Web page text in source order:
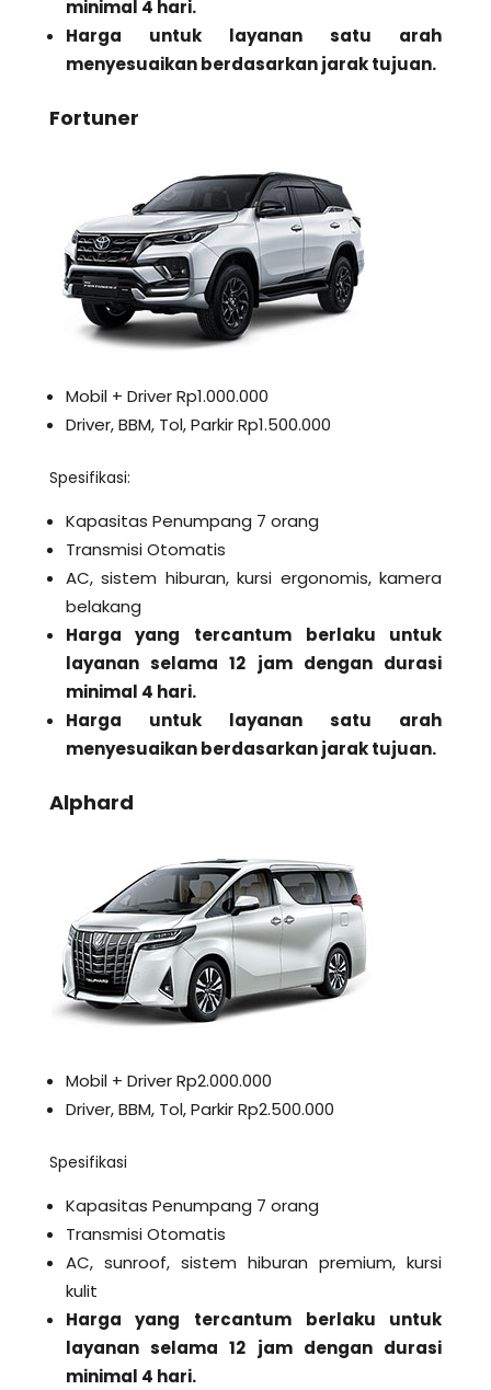
minimal 4 hari.
Harga untuk layanan satu arah
menyesuaikan berdasarkan jarak tujuan.
Fortuner
Mobil + Driver Rp1.000.000
Driver, BBM, Tol, Parkir Rp1.500.000
Spesifikasi:
Kapasitas Penumpang 7 orang
Transmisi Otomatis
AC, sistem hiburan, kursi ergonomis, kamera
belakang
Harga yang tercantum berlaku untuk
layanan selama 12 jam dengan durasi
minimal 4 hari.
Harga untuk layanan satu arah
menyesuaikan berdasarkan jarak tujuan.
Alphard
Mobil + Driver Rp2.000.000
Driver, BBM, Tol, Parkir Rp2.500.000
Spesifikasi
Kapasitas Penumpang 7 orang
Transmisi Otomatis
AC, sunroof, sistem hiburan premium, kursi
kulit
Harga yang tercantum berlaku untuk
layanan selama 12 jam dengan durasi
minimal 4 hari.